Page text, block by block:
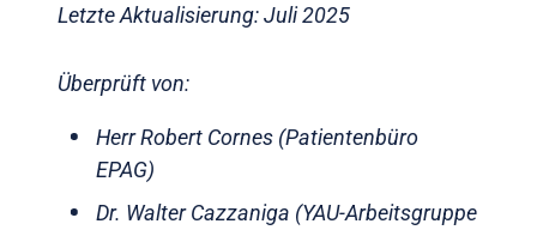
Letzte Aktualisierung: Juli 2025
Überprüft von:
Herr Robert Cornes (Patientenbüro
EPAG)
Dr. Walter Cazzaniga (YAU-Arbeitsgruppe